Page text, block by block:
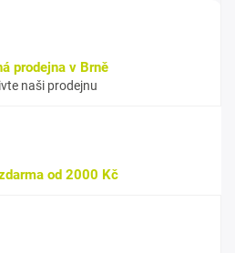
prodejna v Brně
naši prodejnu
od 2000 Kč